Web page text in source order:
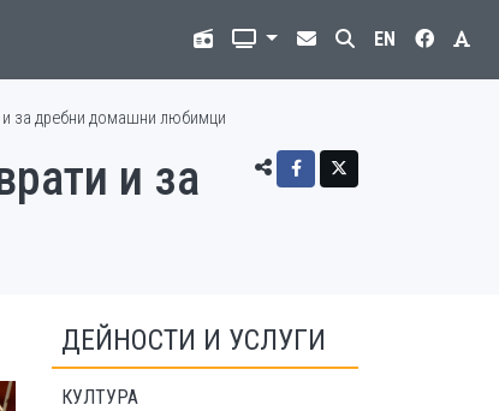
EN
и за дребни домашни любимци
и за
ДЕЙНОСТИ И УСЛУГИ
КУЛТУРА